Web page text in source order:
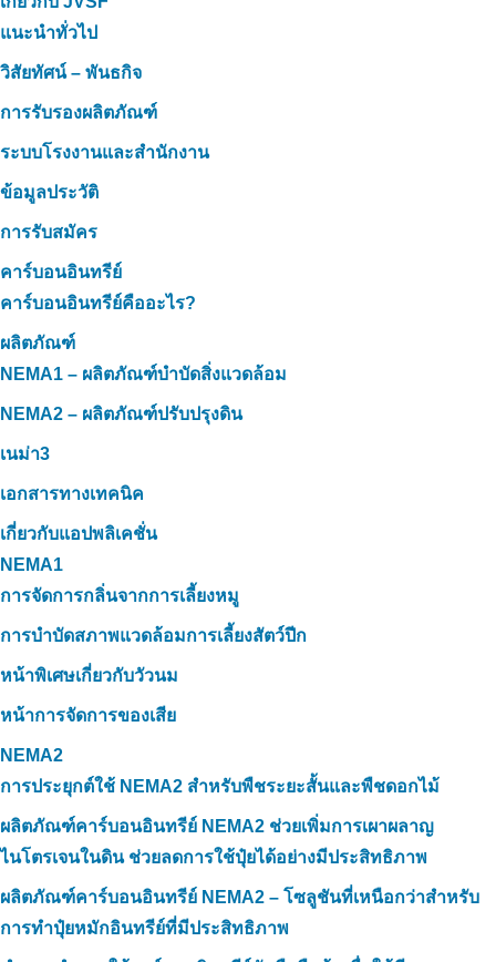
แนะนำทั่วไป
วิสัยทัศน์ – พันธกิจ
การรับรองผลิตภัณฑ์
ระบบโรงงานและสำนักงาน
ข้อมูลประวัติ
การรับสมัคร
คาร์บอนอินทรีย์
คาร์บอนอินทรีย์คืออะไร?
ผลิตภัณฑ์
NEMA1 – ผลิตภัณฑ์บำบัดสิ่งแวดล้อม
NEMA2 – ผลิตภัณฑ์ปรับปรุงดิน
เนม่า3
เอกสารทางเทคนิค
เกี่ยวกับแอปพลิเคชั่น
NEMA1
การจัดการกลิ่นจากการเลี้ยงหมู
การบำบัดสภาพแวดล้อมการเลี้ยงสัตว์ปีก
หน้าพิเศษเกี่ยวกับวัวนม
หน้าการจัดการของเสีย
NEMA2
การประยุกต์ใช้ NEMA2 สำหรับพืชระยะสั้นและพืชดอกไม้
ผลิตภัณฑ์คาร์บอนอินทรีย์ NEMA2 ช่วยเพิ่มการเผาผลาญ
ไนโตรเจนในดิน ช่วยลดการใช้ปุ๋ยได้อย่างมีประสิทธิภาพ
ผลิตภัณฑ์คาร์บอนอินทรีย์ NEMA2 – โซลูชันที่เหนือกว่าสำหรับ
การทำปุ๋ยหมักอินทรีย์ที่มีประสิทธิภาพ